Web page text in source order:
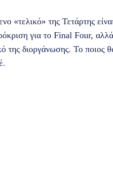
«τελικό» της Τετάρτης
για το Final Four,
της διοργάνωσης. Το ποιος